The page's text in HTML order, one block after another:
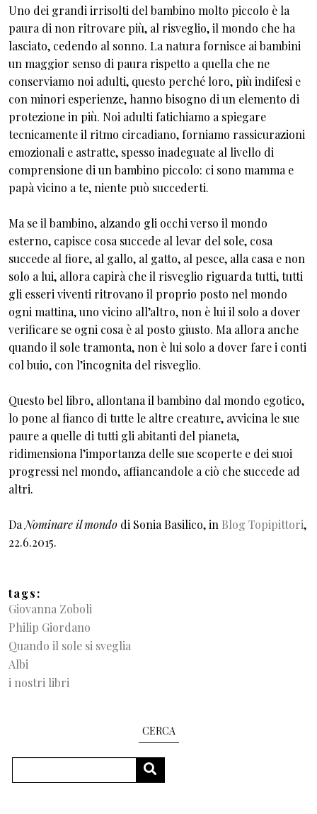
Uno dei grandi irrisolti del bambino molto piccolo è la
paura di non ritrovare più, al risveglio, il mondo che ha
lasciato, cedendo al sonno. La natura fornisce ai bambini
un maggior senso di paura rispetto a quella che ne
conserviamo noi adulti, questo perché loro, più indifesi e
con minori esperienze, hanno bisogno di un elemento di
protezione in più. Noi adulti fatichiamo a spiegare
tecnicamente il ritmo circadiano, forniamo rassicurazioni
emozionali e astratte, spesso inadeguate al livello di
comprensione di un bambino piccolo: ci sono mamma e
papà vicino a te, niente può succederti.
Ma se il bambino, alzando gli occhi verso il mondo
esterno, capisce cosa succede al levar del sole, cosa
succede al fiore, al gallo, al gatto, al pesce, alla casa e non
solo a lui, allora capirà che il risveglio riguarda tutti, tutti
gli esseri viventi ritrovano il proprio posto nel mondo
ogni mattina, uno vicino all’altro, non è lui il solo a dover
verificare se ogni cosa è al posto giusto. Ma allora anche
quando il sole tramonta, non è lui solo a dover fare i conti
col buio, con l’incognita del risveglio.
Questo bel libro, allontana il bambino dal mondo egotico,
lo pone al fianco di tutte le altre creature, avvicina le sue
paure a quelle di tutti gli abitanti del pianeta,
ridimensiona l’importanza delle sue scoperte e dei suoi
progressi nel mondo, affiancandole a ciò che succede ad
altri.
Da Nominare il mondo di Sonia Basilico, in Blog Topipittori,
22.6.2015.
tags
Giovanna Zoboli
Philip Giordano
Quando il sole si sveglia
Albi
i nostri libri
CERCA
SEARCH